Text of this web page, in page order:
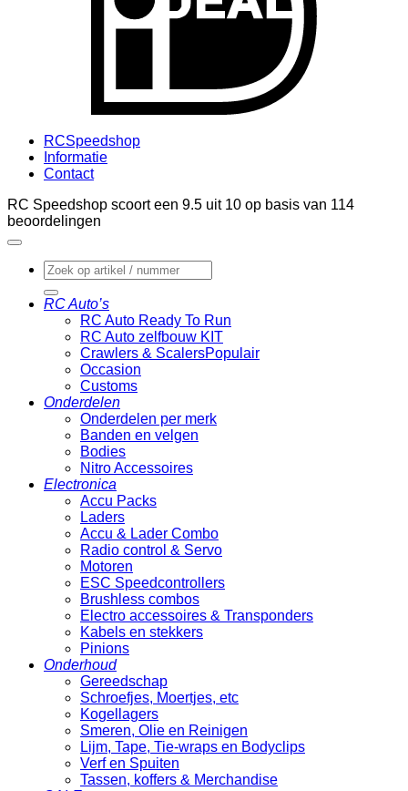
RCSpeedshop
Informatie
Contact
RC Speedshop scoort een 9.5 uit 10 op basis van 114
beoordelingen
Zoeken
naar:
RC Auto’s
RC Auto Ready To Run
RC Auto zelfbouw KIT
Crawlers & Scalers
Occasion
Customs
Onderdelen
Onderdelen per merk
Banden en velgen
Bodies
Nitro Accessoires
Electronica
Accu Packs
Laders
Accu & Lader Combo
Radio control & Servo
Motoren
ESC Speedcontrollers
Brushless combos
Electro accessoires & Transponders
Kabels en stekkers
Pinions
Onderhoud
Gereedschap
Schroefjes, Moertjes, etc
Kogellagers
Smeren, Olie en Reinigen
Lijm, Tape, Tie-wraps en Bodyclips
Verf en Spuiten
Tassen, koffers & Merchandise